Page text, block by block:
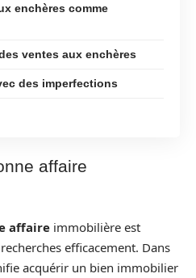
enchères comme
ventes aux enchères
des imperfections
affaire
affaire immobilière est
efficacement. Dans
acquérir un bien immobilier